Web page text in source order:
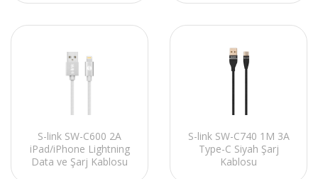
S-link SW-C600 2A
iPad/iPhone Lightning
Data ve Şarj Kablosu
S-link SW-C740 1M 3A
Type-C Siyah Şarj
Kablosu